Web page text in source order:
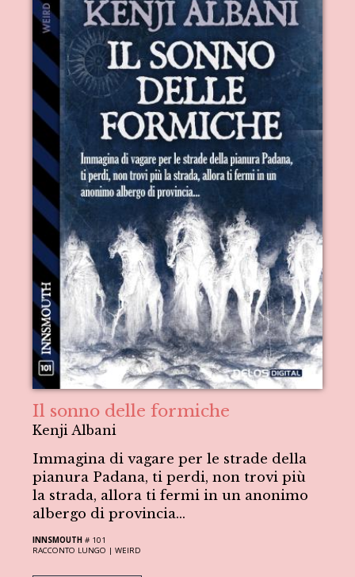
Il sonno delle formiche
Kenji Albani
Immagina di vagare per le strade della
pianura Padana, ti perdi, non trovi più
la strada, allora ti fermi in un anonimo
albergo di provincia...
INNSMOUTH # 101
RACCONTO LUNGO |WEIRD